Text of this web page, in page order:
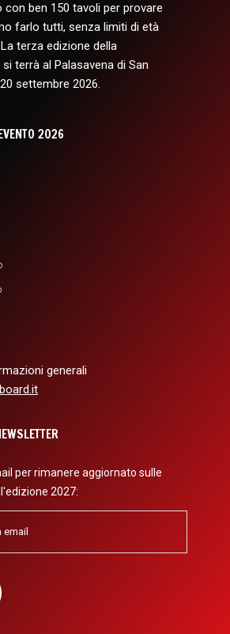
con ben 150 tavoli per provare
farlo tutti, senza limiti di età
terza edizione della
terrà al Palasavena di San
settembre 2026.
2026
generali
per rimanere aggiornato sulle
2027: